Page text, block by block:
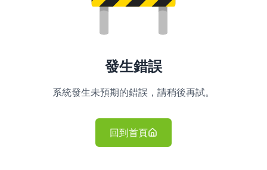
發生錯誤
系統發生未預期的錯誤，請稍後再試。
回到首頁